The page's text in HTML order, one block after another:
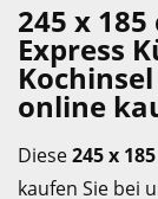
245 x
Express
online
Diese245 x
kaufen Sie bei